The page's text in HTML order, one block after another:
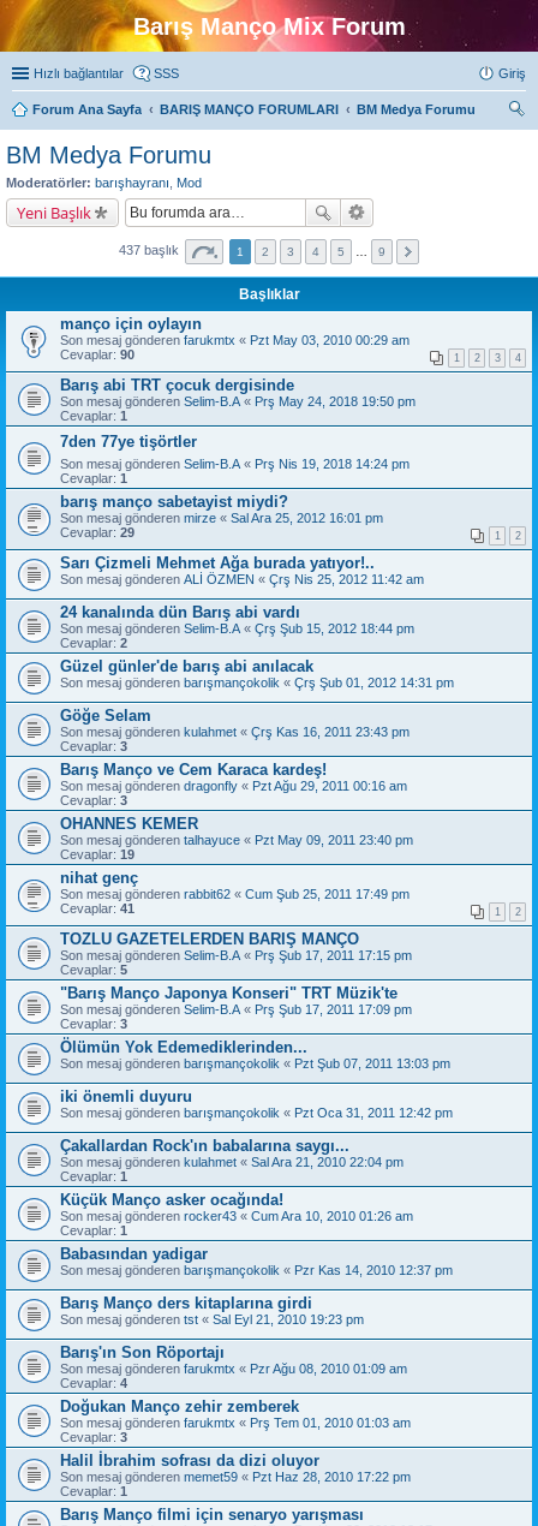
Barış Manço Mix Forum
Hızlı bağlantılar SSS Giriş
Forum Ana Sayfa BARIŞ MANÇO FORUMLARI
BM Medya Forumu
BM Medya Forumu
Moderatörler: barışhayranı Mod
Yeni Başlık
437 başlık 1 2 3 4 5 9
Başlıklar
manço için oylayın
Son mesaj gönderen farukmtx « Pzt May 03, 2010 00:29 am
Cevaplar: 90 1 2 3 4
Barış abi TRT çocuk dergisinde
Son mesaj gönderen Selim-B.A « Prş May 24, 2018 19:50 pm
Cevaplar: 1
7den 77ye tişörtler
Son mesaj gönderen Selim-B.A « Prş Nis 19, 2018 14:24 pm
Cevaplar: 1
barış manço sabetayist miydi?
Son mesaj gönderen mirze « Sal Ara 25, 2012 16:01 pm
Cevaplar: 29 1 2
Sarı Çizmeli Mehmet Ağa burada yatıyor!..
Son mesaj gönderen ALİ ÖZMEN « Çrş Nis 25, 2012 11:42 am
24 kanalında dün Barış abi vardı
Son mesaj gönderen Selim-B.A « Çrş Şub 15, 2012 18:44 pm
Cevaplar: 2
Güzel günler'de barış abi anılacak
Son mesaj gönderen barışmançokolik « Çrş Şub 01, 2012 14:31 pm
Göğe Selam
Son mesaj gönderen kulahmet « Çrş Kas 16, 2011 23:43 pm
Cevaplar: 3
Barış Manço ve Cem Karaca kardeş!
Son mesaj gönderen dragonfly « Pzt Ağu 29, 2011 00:16 am
Cevaplar: 3
OHANNES KEMER
Son mesaj gönderen talhayuce « Pzt May 09, 2011 23:40 pm
Cevaplar: 19
nihat genç
Son mesaj gönderen rabbit62 « Cum Şub 25, 2011 17:49 pm
Cevaplar: 41 1 2
TOZLU GAZETELERDEN BARIŞ MANÇO
Son mesaj gönderen Selim-B.A « Prş Şub 17, 2011 17:15 pm
Cevaplar: 5
"Barış Manço Japonya Konseri" TRT Müzik'te
Son mesaj gönderen Selim-B.A « Prş Şub 17, 2011 17:09 pm
Cevaplar: 3
Ölümün Yok Edemediklerinden...
Son mesaj gönderen barışmançokolik « Pzt Şub 07, 2011 13:03 pm
iki önemli duyuru
Son mesaj gönderen barışmançokolik « Pzt Oca 31, 2011 12:42 pm
Çakallardan Rock'ın babalarına saygı...
Son mesaj gönderen kulahmet « Sal Ara 21, 2010 22:04 pm
Cevaplar: 1
Küçük Manço asker ocağında!
Son mesaj gönderen rocker43 « Cum Ara 10, 2010 01:26 am
Cevaplar: 1
Babasından yadigar
Son mesaj gönderen barışmançokolik « Pzr Kas 14, 2010 12:37 pm
Barış Manço ders kitaplarına girdi
Son mesaj gönderen tst « Sal Eyl 21, 2010 19:23 pm
Barış'ın Son Röportajı
Son mesaj gönderen farukmtx « Pzr Ağu 08, 2010 01:09 am
Cevaplar: 4
Doğukan Manço zehir zemberek
Son mesaj gönderen farukmtx « Prş Tem 01, 2010 01:03 am
Cevaplar: 3
Halil İbrahim sofrası da dizi oluyor
Son mesaj gönderen memet59 « Pzt Haz 28, 2010 17:22 pm
Cevaplar: 1
Barış Manço filmi için senaryo yarışması